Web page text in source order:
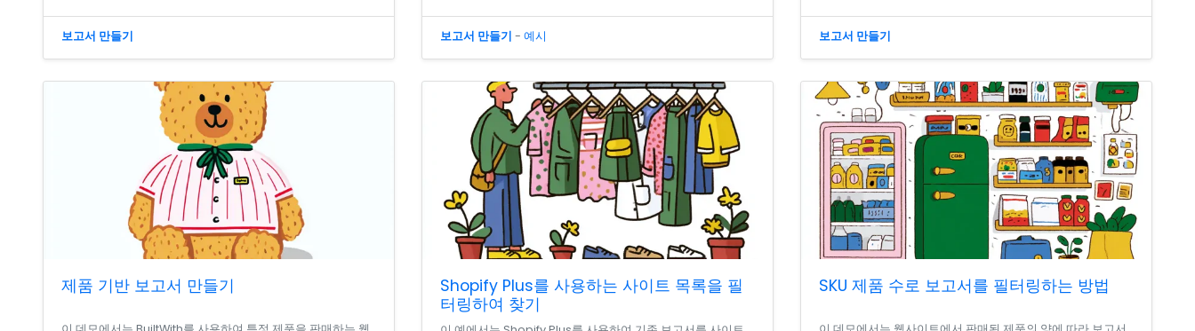
보고서 만들기 보고서 만들기 - 예시 보고서 만들기
제품 기반 보고서 만들기
Shopify Plus를 사용하는 사이트 목록을 필
터링하여 찾기
SKU 제품 수로 보고서를 필터링하는 방법